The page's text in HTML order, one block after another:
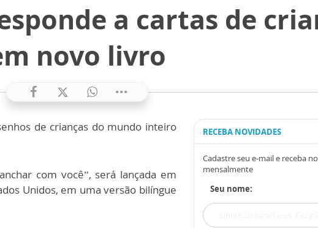
a cartas de
novo livro
de crianças do mundo inteiro
com você”, será lançada em
Unidos, em uma versão bilíngue
RECEBA NOVIDADES
Cadastre seu e-mail e receba
mensalmente
Seu nome: